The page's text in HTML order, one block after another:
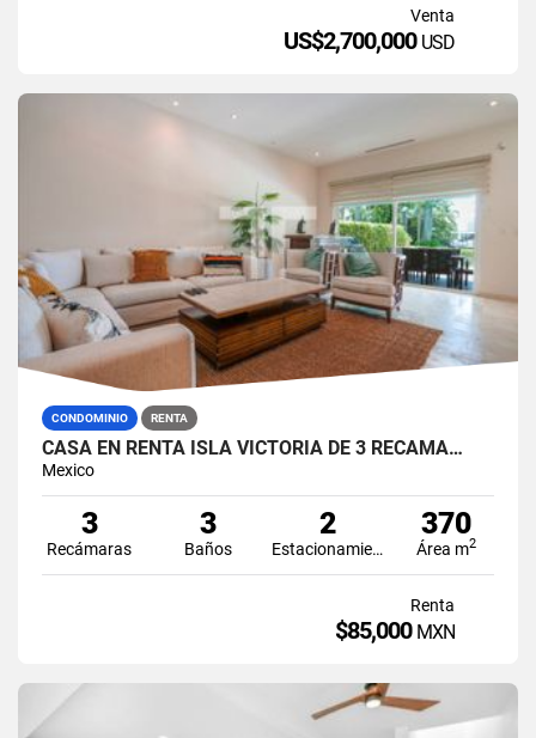
Venta
US$2,700,000 USD
CONDOMINIO RENTA
CASA EN RENTA ISLA VICTORIA DE 3 RECÁMA…
Mexico
3
Recámaras
3
Baños
2
Estacionamiento
370
Área m2
Renta
$85,000 MXN